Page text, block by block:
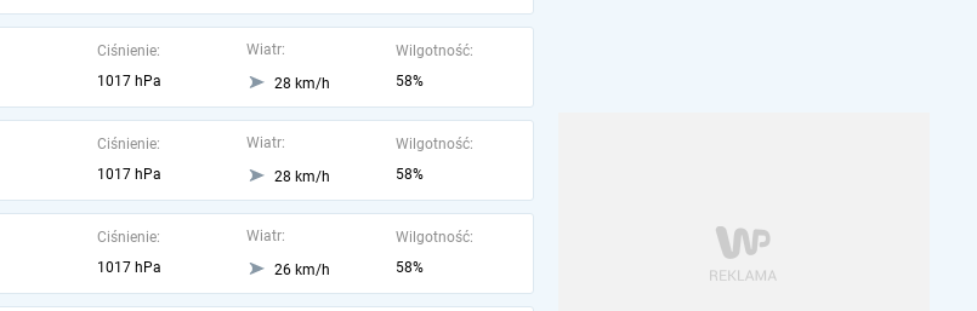
Ciśnienie:
1017 hPa
Wiatr:
28 km/h
Wilgotność:
58%
Ciśnienie:
1017 hPa
Wiatr:
28 km/h
Wilgotność:
58%
Ciśnienie:
1017 hPa
Wiatr:
26 km/h
Wilgotność:
58%